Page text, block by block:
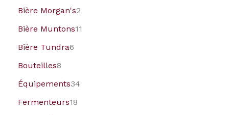
Bière Morgan's2
Bière Muntons11
Bière Tundra6
Bouteilles8
Équipements34
Fermenteurs18